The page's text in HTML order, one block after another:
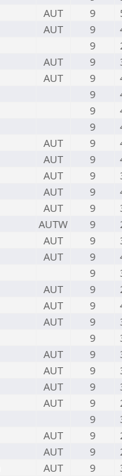
AUT 9
AUT 9
9
AUT 9
AUT 9
9
9
9
AUT 9
AUT 9
AUT 9
AUT 9
AUT 9
AUTW 9
AUT 9
AUT 9
9
AUT 9
AUT 9
AUT 9
9
AUT 9
AUT 9
AUT 9
AUT 9
9
AUT 9
AUT 9
AUT 9